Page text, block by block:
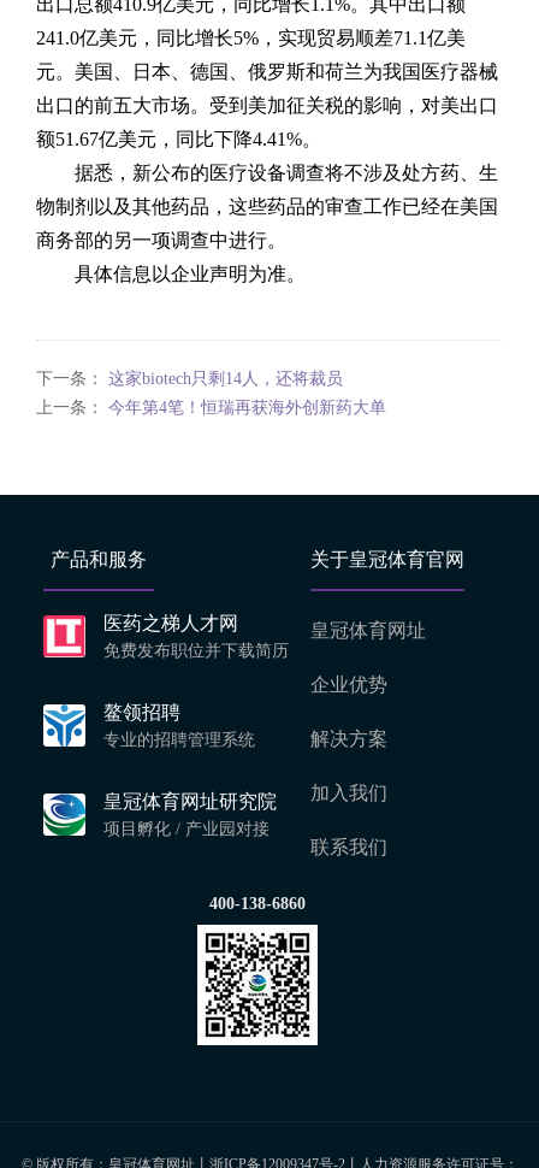
出口总额410.9亿美元，同比增长1.1%。其中出口额
241.0亿美元，同比增长5%，实现贸易顺差71.1亿美
元。美国、日本、德国、俄罗斯和荷兰为我国医疗器械
出口的前五大市场。受到美加征关税的影响，对美出口
额51.67亿美元，同比下降4.41%。
据悉，新公布的医疗设备调查将不涉及处方药、生
物制剂以及其他药品，这些药品的审查工作已经在美国
商务部的另一项调查中进行。
具体信息以企业声明为准。
下一条： 这家biotech只剩14人，还将裁员
上一条： 今年第4笔！恒瑞再获海外创新药大单
产品和服务
医药之梯人才网
免费发布职位并下载简历
鳌领招聘
专业的招聘管理系统
皇冠体育网址研究院
项目孵化 / 产业园对接
关于皇冠体育官网
皇冠体育网址
企业优势
解决方案
加入我们
联系我们
400-138-6860
© 版权所有：皇冠体育网址丨 浙ICP备12009347号-2丨人力资源服务许可证号：